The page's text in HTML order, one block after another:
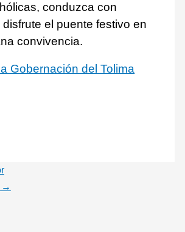
conduzca con
el puente festivo en
convivencia.
Gobernación del Tolima
→